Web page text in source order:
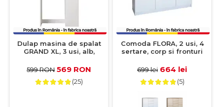
Dulap masina de spalat
GRAND XL, 3 usi, alb,
599 RON 569 RON
(25)
Comoda FLORA, 2 usi, 4
sertare, corp si fronturi
699 lei 664 lei
(5)